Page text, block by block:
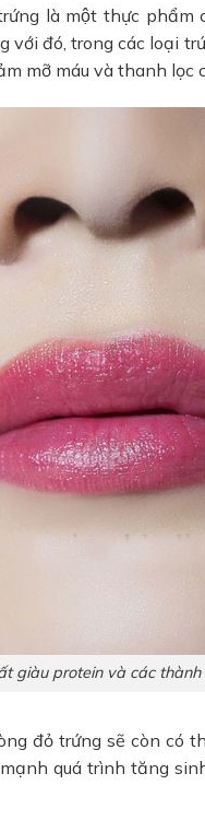
là một thực
với đó, trong các loại
mỡ máu và thanh lọc
giàu protein và các
đỏ trứng sẽ còn có
quá trình tăng